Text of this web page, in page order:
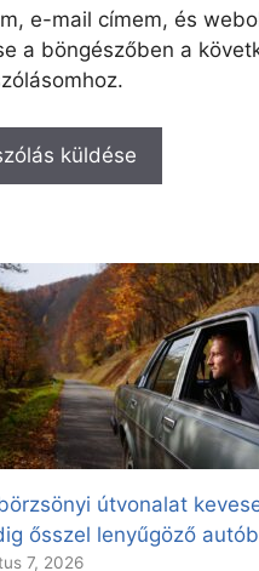
e-mail címem, és
a böngészőben a
útvonalat
ősszel lenyűgöző
7, 2026